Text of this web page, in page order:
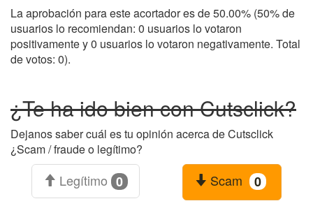
La aprobación para este acortador es de 50.00% (50% de
usuarios lo recomiendan: 0 usuarios lo votaron
positivamente y 0 usuarios lo votaron negativamente. Total
de votos: 0).
¿Te ha ido bien con Cutsclick?
Dejanos saber cuál es tu opinión acerca de Cutsclick
¿Scam / fraude o legítimo?
Legítimo 0 Scam 0